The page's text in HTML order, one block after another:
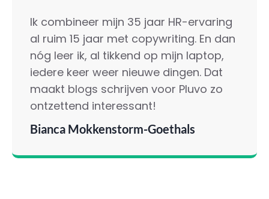
Ik combineer mijn 35 jaar HR-ervaring
al ruim 15 jaar met copywriting. En dan
nóg leer ik, al tikkend op mijn laptop,
iedere keer weer nieuwe dingen. Dat
maakt blogs schrijven voor Pluvo zo
ontzettend interessant!
Bianca Mokkenstorm-Goethals